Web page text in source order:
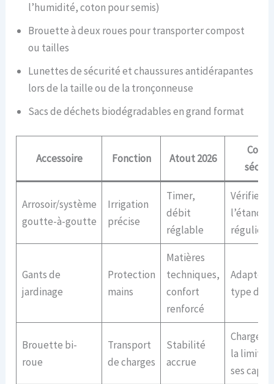
l’humidité, coton pour semis)
Brouette à deux roues pour transporter compost
ou tailles
Lunettes de sécurité et chaussures antidérapantes
lors de la taille ou de la tronçonneuse
Sacs de déchets biodégradables en grand format
Accessoire Fonction Atout 2026
Arrosoir/système
goutte-à-goutte
Irrigation
précise
Timer,
débit
réglable
Vérifier
Gants de
jardinage
Protection
mains
Matières
techniques,
confort
renforcé
Adapter
type de
Brouette bi-
roue
Transport
de charges
Stabilité
accrue
Charger
la limite
ses